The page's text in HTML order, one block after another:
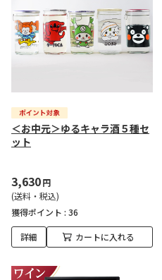
＜お中元＞ゆるキャラ酒５種セ
ット
3,630円
(送料・税込)
獲得ポイント : 36
詳細 カートに入れる